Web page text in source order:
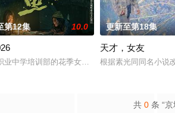
院的奇女子。十年前的她被他从死人堆里救出
目中心联合中共郁南县委、郁南县人民政府共
第12集 10.0
业中学培训部的花季女生苏琳（黄杨钿甜 饰），
更新至第18集
天才，女友
根据素光同同名小说
共 0 条 “